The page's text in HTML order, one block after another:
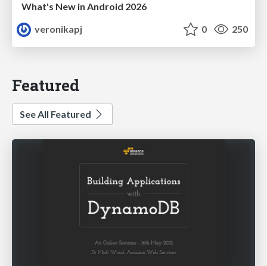
What's New in Android 2026
veronikapj
0 250
Featured
See All Featured